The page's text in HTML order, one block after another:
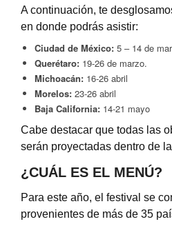
A continuación, te
en donde podrás asistir:
Ciudad de México: 5 – 14 de
Querétaro: 19-26 de marzo.
Michoacán: 16-26 abril
Morelos: 23-26 abril
Baja California: 14-21 mayo
Cabe destacar que todas las
serán proyectadas dentro de
¿CUÁL ES EL MENÚ?
Para este año, el festival se
provenientes de más de 35